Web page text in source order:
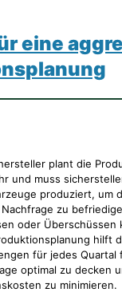
eine
plant die
und muss
produziert, um
zu
oder Überschüssen
hilft
für jedes Quartal
optimal zu decken
zu minimieren.